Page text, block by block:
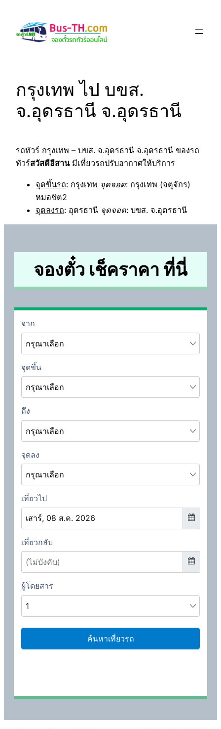
content
กรุงเทพ ไป บขส.
จ.อุดรธานี จ.อุดรธานี
รถทัวร์ กรุงเทพ – บขส. จ.อุดรธานี จ.อุดรธานี ของรถ
ทัวร์สวัสดีอีสานมีเที่ยวรถปรับอากาศให้บริการ
จุดขึ้นรถ: กรุงเทพ จุดจอด: กรุงเทพ (จตุจักร)
หมอชิต2
จุดลงรถ: อุดรธานี จุดจอด: บขส. จ.อุดรธานี
จองตั๋ว เช็คราคา ที่นี่